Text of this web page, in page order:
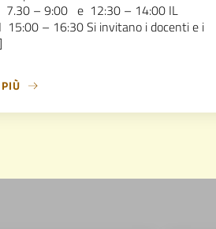
7.30 – 9:00 e 12:30 – 14:00 IL
15:00 – 16:30 Si invitano i docenti e i